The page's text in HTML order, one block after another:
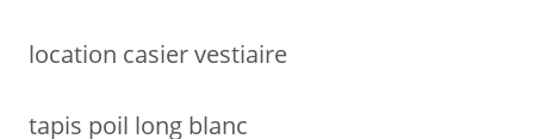
location casier vestiaire
tapis poil long blanc